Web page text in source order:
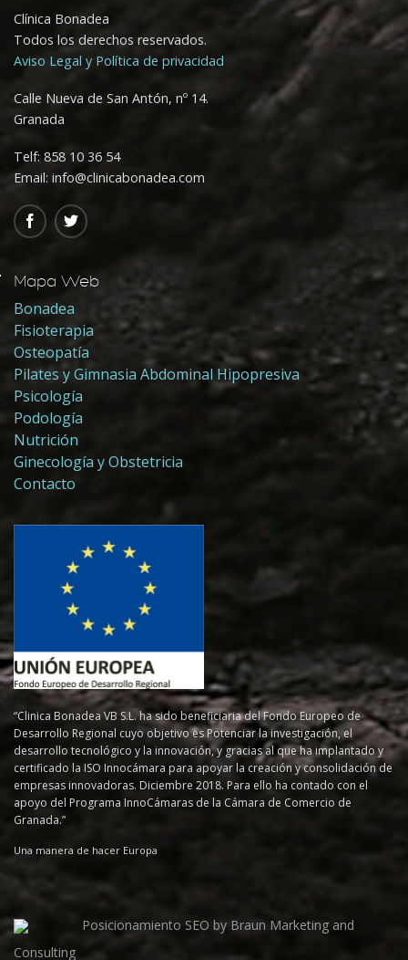
Clínica Bonadea
Todos los derechos reservados.
Aviso Legal y Política de privacidad
Calle Nueva de San Antón, nº 14.
Granada
Telf:858 10 36 54
Email: info@clinicabonadea.com
Mapa Web
Bonadea
Fisioterapia
Osteopatía
Pilates y Gimnasia Abdominal Hipopresiva
Psicología
Podología
Nutrición
Ginecología y Obstetricia
Contacto
“Clinica Bonadea VB S.L. ha sido beneficiaria del Fondo Europeo de
Desarrollo Regional cuyo objetivo es Potenciar la investigación, el
desarrollo tecnológico y la innovación, y gracias al que ha implantado y
certificado la ISO Innocámara para apoyar la creación y consolidación de
empresas innovadoras. Diciembre 2018. Para ello ha contado con el
apoyo del Programa InnoCámaras de la Cámara de Comercio de
Granada.”
Una manera de hacer Europa
Posicionamiento SEO by Braun Marketing and
Consulting